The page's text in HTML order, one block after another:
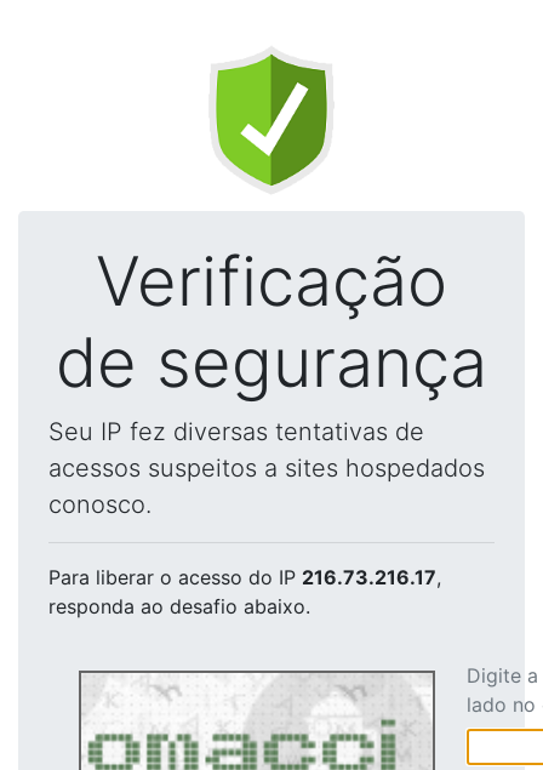
Verificação
de segurança
Seu IP fez diversas tentativas de
acessos suspeitos a sites hospedados
conosco.
Para liberar o acesso do IP 216.73.216.17,
responda ao desafio abaixo.
Digite
lado no